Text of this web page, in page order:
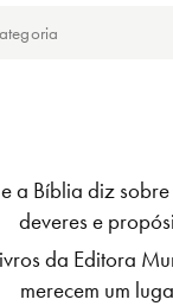
a Bíblia diz
deveres e
da Editora
merecem um